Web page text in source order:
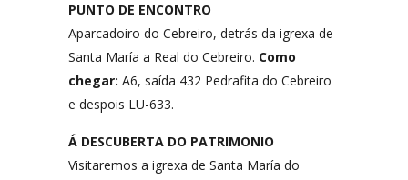
PUNTO DE ENCONTRO
Aparcadoiro do Cebreiro, detrás da igrexa de
Santa María a Real do Cebreiro. Como
chegar: A6, saída 432 Pedrafita do Cebreiro
e despois LU-633.
Á DESCUBERTA DO PATRIMONIO
Visitaremos a igrexa de Santa María do